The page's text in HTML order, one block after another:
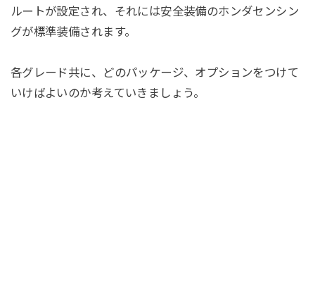
ルートが設定され、それには安全装備のホンダセンシン
グが標準装備されます。
各グレード共に、どのパッケージ、オプションをつけて
いけばよいのか考えていきましょう。